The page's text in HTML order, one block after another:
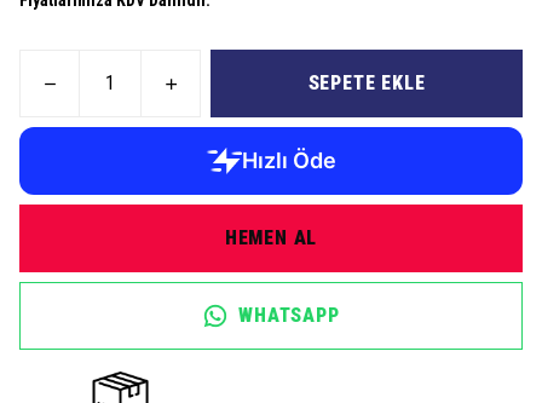
SEPETE EKLE
HEMEN AL
WHATSAPP